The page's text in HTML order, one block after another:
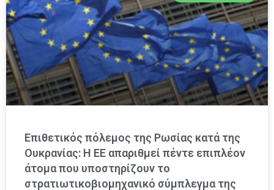
Επιθετικός πόλεμος της Ρωσίας κατά της
Ουκρανίας: Η ΕΕ απαριθμεί πέντε επιπλέον
άτομα που υποστηρίζουν το
στρατιωτικοβιομηχανικό σύμπλεγμα της